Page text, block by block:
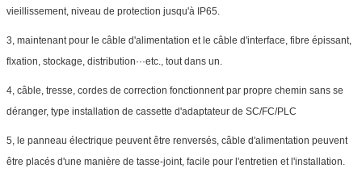
vieillissement, niveau de protection jusqu'à IP65.
3, maintenant pour le câble d'alimentation et le câble d'interface, fibre épissant,
flxation, stockage, distribution···etc., tout dans un.
4, câble, tresse, cordes de correction fonctionnent par propre chemin sans se
déranger, type installation de cassette d'adaptateur de SC/FC/PLC
5, le panneau électrique peuvent être renversés, câble d'alimentation peuvent
être placés d'une manière de tasse-joint, facile pour l'entretien et l'installation.